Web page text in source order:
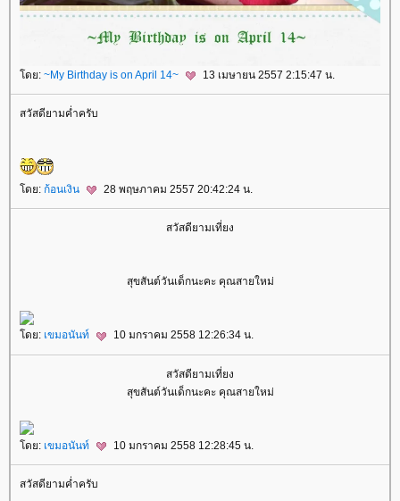
ดย: ~My Birthday is on April 14~ 13 เมษายน 2557 2:15:47 น.
สวัสดียามค่ำครับ
ดย: ก้อนเงิน 28 พฤษภาคม 2557 20:42:24 น.
สวัสดียามเที่ยง
สุขสันต์วันเด็กนะคะ คุณสายใหม่
ดย: เขมอนันท์ 10 มกราคม 2558 12:26:34 น.
สวัสดียามเที่ยง
สุขสันต์วันเด็กนะคะ คุณสายใหม่
ดย: เขมอนันท์ 10 มกราคม 2558 12:28:45 น.
สวัสดียามค่ำครับ